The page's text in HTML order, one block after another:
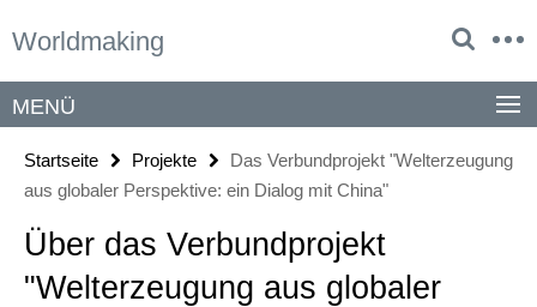
direkt
Inhalt
Worldmaking
Service-
MENÜ
Startseite Projekte
Das Verbundprojekt "Welterzeugung
aus globaler Perspektive: ein Dialog mit China"
Über das Verbundprojekt
"Welterzeugung aus globaler